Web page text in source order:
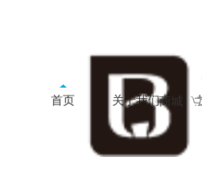
首页 关于我们商城